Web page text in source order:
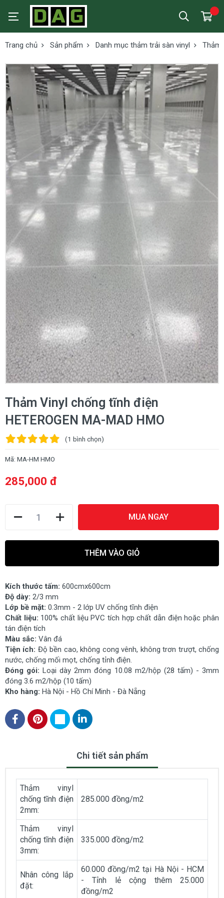
Trang chủ Sản phẩm Danh mục thảm trải sàn vinyl Thảm
Thảm Vinyl chống tĩnh điện
HETEROGEN MA-MAD HMO
(1 bình chọn)
Mã: MA-HM HMO
285,000 đ
MUA NGAY
THÊM VÀO GIỎ
Kích thước tấm: 600cmx600cm
Độ dày: 2/3 mm
Lớp bề mặt: 0.3mm - 2 lớp UV chống tĩnh điện
Chất liệu: 100% chất liệu PVC tích hợp chất dẫn điện hoặc phân
tán điện tích
Màu sắc: Vân đá
Tiện ích: Độ bền cao, không cong vênh, không trơn trượt, chống
nước, chống mối mọt, chống tỉnh điện.
Đóng gói: Loại dày 2mm đóng 10.08 m2/hộp (28 tấm) - 3mm
đóng 3.6 m2/hộp (10 tấm)
Kho hàng: Hà Nội - Hồ Chí Minh - Đà Nẵng
Chi tiết sản phẩm
Thảm vinyl
chống tĩnh điện
2mm:
285.000 đồng/m2
Thảm vinyl
chống tĩnh điện
3mm:
335.000 đồng/m2
Nhân công lắp
đặt:
60.000 đồng/m2 tại Hà Nội - HCM
- Tỉnh lẻ cộng thêm 25.000
đồng/m2